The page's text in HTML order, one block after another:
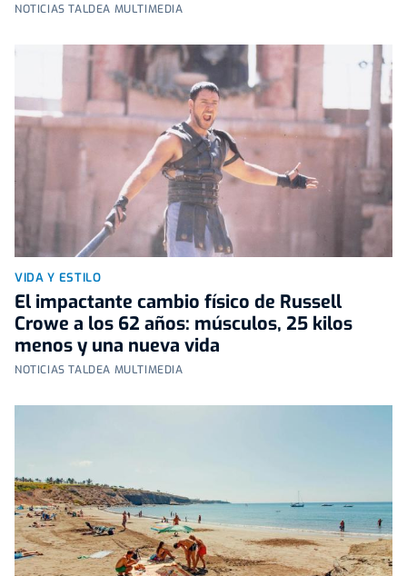
NOTICIAS TALDEA MULTIMEDIA
VIDA Y ESTILO
El impactante cambio físico de Russell
Crowe a los 62 años: músculos, 25 kilos
menos y una nueva vida
NOTICIAS TALDEA MULTIMEDIA